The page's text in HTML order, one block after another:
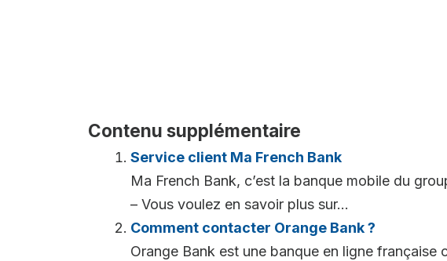
Contenu supplémentaire
Service client Ma French Bank
Ma French Bank, c’est la banque mobile du
– Vous voulez en savoir plus sur...
Comment contacter Orange Bank ?
Orange Bank est une banque en ligne